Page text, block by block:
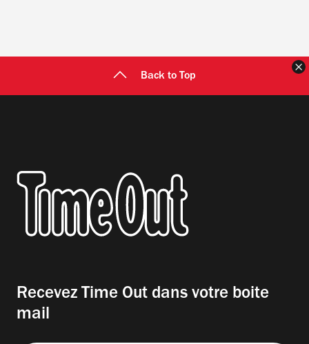
Back to Top
Recevez Time Out dans votre boite
mail